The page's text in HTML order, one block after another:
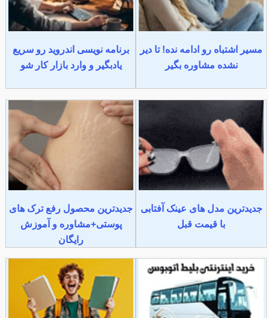
مسیر اشتباه رو ادامه نده! تا دیر
نشده مشاوره بگیر
برنامه نویسی اندروید رو سریع
یادبگیر و وارد بازار کار شو
جدیدترین مدل های عینک آفتابی
با قیمت قبل
جدیدترین محصول رفع ترک های
پوستی+مشاوره و آموزش
رایگان